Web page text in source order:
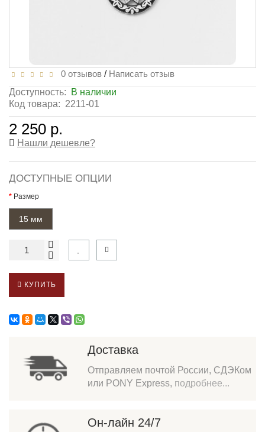
0 отзывов / Написать отзыв
Доступность:
В наличии
Код товара: 2211-01
2 250 р.
Нашли дешевле?
ДОСТУПНЫЕ ОПЦИИ
Размер
15 мм
КУПИТЬ
Доставка
Отправляем почтой России, СДЭКом
или PONY Express, подробнее...
Он-лайн 24/7